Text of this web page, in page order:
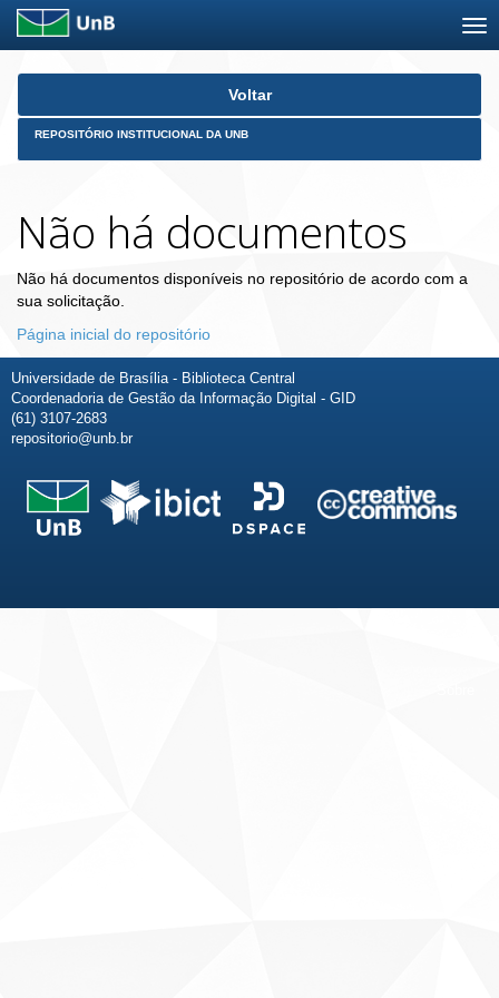
Skip
Voltar
REPOSITÓRIO INSTITUCIONAL DA UNB
Não há documentos
Não há documentos disponíveis no repositório de acordo com a
sua solicitação.
Página inicial do repositório
Universidade de Brasília - Biblioteca Central
Coordenadoria de Gestão da Informação Digital - GID
(61) 3107-2683
repositorio@unb.br